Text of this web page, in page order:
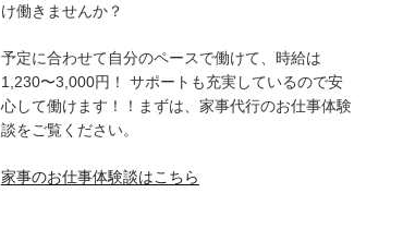
け働きませんか？
予定に合わせて自分のペースで働けて、時給は
1,230〜3,000円！ サポートも充実しているので安
心して働けます！！まずは、家事代行のお仕事体験
談をご覧ください。
家事のお仕事体験談はこちら